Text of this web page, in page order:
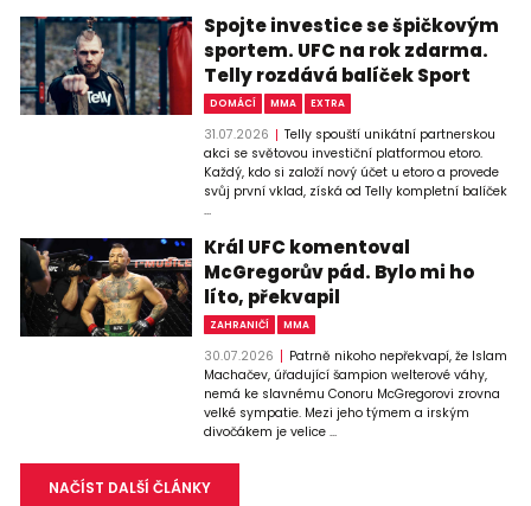
Spojte investice se špičkovým
sportem. UFC na rok zdarma.
Telly rozdává balíček Sport
DOMÁCÍ MMA EXTRA
31.07.2026
Telly spouští unikátní partnerskou
akci se světovou investiční platformou etoro.
Každý, kdo si založí nový účet u etoro a provede
svůj první vklad, získá od Telly kompletní balíček
...
Král UFC komentoval
McGregorův pád. Bylo mi ho
líto, překvapil
ZAHRANIČÍ MMA
30.07.2026
Patrně nikoho nepřekvapí, že Islam
Machačev, úřadující šampion welterové váhy,
nemá ke slavnému Conoru McGregorovi zrovna
velké sympatie. Mezi jeho týmem a irským
divočákem je velice ...
NAČÍST DALŠÍ ČLÁNKY